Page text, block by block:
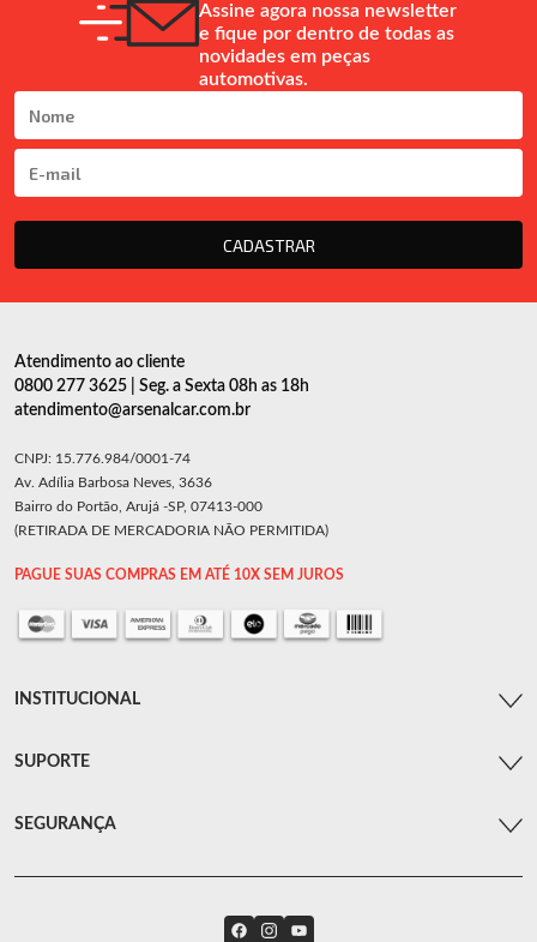
Assine agora nossa newsletter
e fique por dentro de todas as
novidades em peças
automotivas.
CADASTRAR
Atendimento ao cliente
0800 277 3625 | Seg. a Sexta 08h as 18h
atendimento@arsenalcar.com.br
CNPJ: 15.776.984/0001-74
Av. Adília Barbosa Neves, 3636
Bairro do Portão, Arujá -SP, 07413-000
(RETIRADA DE MERCADORIA NÃO PERMITIDA)
PAGUE SUAS COMPRAS EM ATÉ 10X SEM JUROS
INSTITUCIONAL
SUPORTE
SEGURANÇA